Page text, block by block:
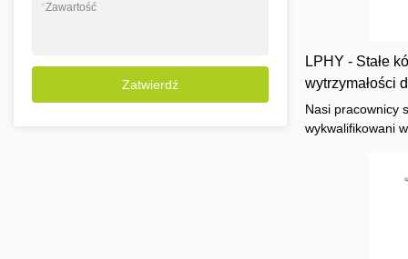
*Zawartość
Zatwierdź
LPHY - Stałe
wytrzymałości
samochodów
Nasi pracownicy
wykwalifikowani
Nieustannie
stosowany w